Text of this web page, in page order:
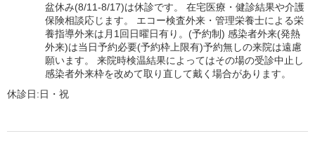
盆休み(8/11-8/17)は休診です。 在宅医療・健診結果や介護
保険相談応じます。 エコー検査外来・管理栄養士による栄
養指導外来は月1回日曜日有り。(予約制) 感染者外来(発熱
外来)は当日予約必要(予約枠上限有)予約無しの来院は遠慮
願います。 来院時検温結果によってはその場の受診中止し
感染者外来枠を改めて取り直して戴く場合があります。
休診日:日・祝